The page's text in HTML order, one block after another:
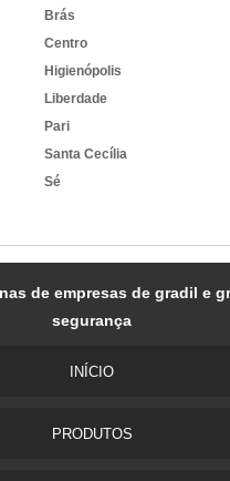
Brás
Centro
Higienópolis
Liberdade
Pari
Santa Cecília
Sé
de empresas de gradil e
segurança
INÍ­CIO
PRODUTOS